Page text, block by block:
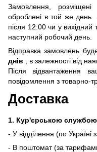
Замовлення,
оброблені в той же день.
після 12:00 чи у вихідний
наступний робочий день.
Відправка замовлень
днів , в залежності від
Після відвантаження
повідомлення з товарно-
Доставка
1. Кур'єрською
- У відділення (по
- В поштомат (за